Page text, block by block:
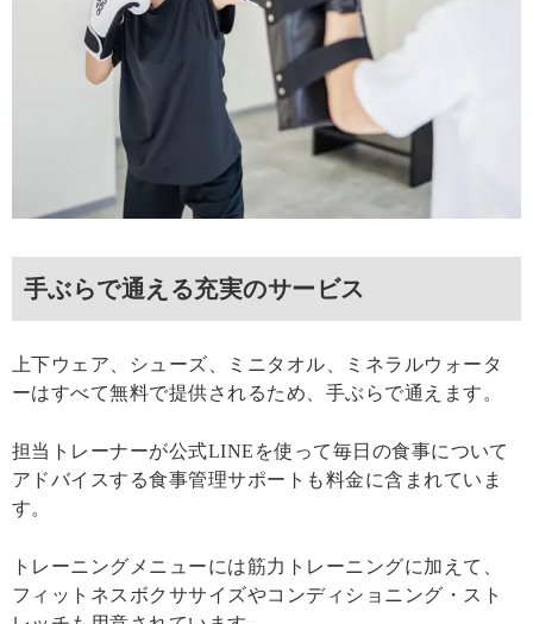
手ぶらで通える充実のサービス
上下ウェア、シューズ、ミニタオル、ミネラルウォータ
ーはすべて無料で提供されるため、手ぶらで通えます。
担当トレーナーが公式LINEを使って毎日の食事について
アドバイスする食事管理サポートも料金に含まれていま
す。
トレーニングメニューには筋力トレーニングに加えて、
フィットネスボクササイズやコンディショニング・スト